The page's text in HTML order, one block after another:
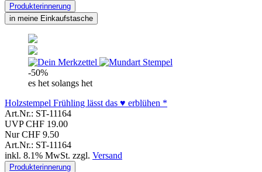
Produkterinnerung
in meine Einkaufstasche
-50%
es het solangs het
Holzstempel Frühling lässt das ♥ erblühen *
Art.Nr.: ST-11164
UVP CHF 19.00
Nur CHF 9.50
Art.Nr.: ST-11164
inkl. 8.1% MwSt. zzgl. Versand
Produkterinnerung